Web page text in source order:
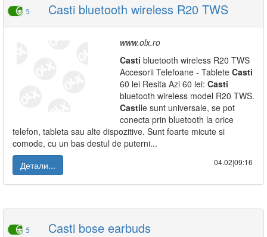
5 Casti bluetooth wireless R20 TWS
www.olx.ro
Casti bluetooth wireless R20 TWS
Accesorii Telefoane - Tablete Casti
60 lei Resita Azi 60 lei: Casti
bluetooth wireless model R20 TWS.
Castile sunt universale, se pot
conecta prin bluetooth la orice
telefon, tableta sau alte dispozitive. Sunt foarte micute si
comode, cu un bas destul de puterni...
Детали...
04.02|09:16
5 Casti bose earbuds